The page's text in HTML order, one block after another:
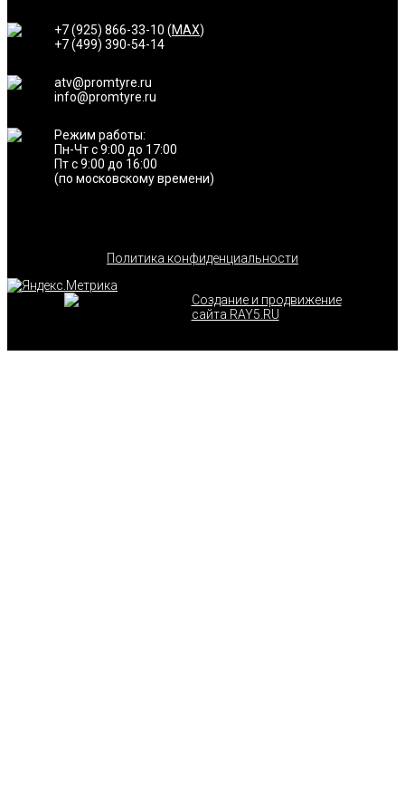
+7 (925) 866-33-10 (MAX)
+7 (499) 390-54-14
atv@promtyre.ru
info@promtyre.ru
Режим работы:
Пн-Чт с 9:00 до 17:00
Пт с 9:00 до 16:00
(по московскому времени)
Политика конфиденциальности
Создание и продвижение
сайта RAY5.RU